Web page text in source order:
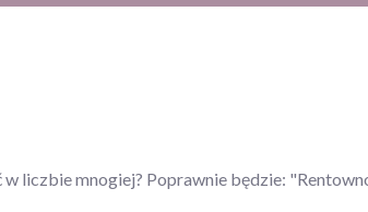
liczbie mnogiej? Poprawnie będzie: